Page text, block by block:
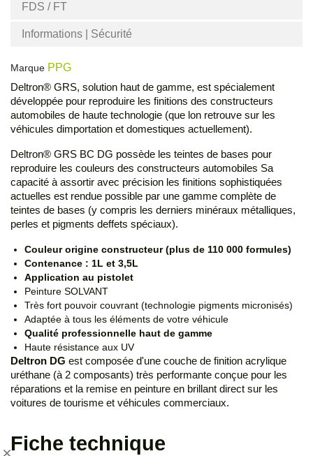
FDS / FT
Informations | Sécurité
Marque PPG
Deltron® GRS, solution haut de gamme, est spécialement
développée pour reproduire les finitions des constructeurs
automobiles de haute technologie (que lon retrouve sur les
véhicules dimportation et domestiques actuellement).
Deltron® GRS BC DG possède les teintes de bases pour
reproduire les couleurs des constructeurs automobiles Sa
capacité à assortir avec précision les finitions sophistiquées
actuelles est rendue possible par une gamme complète de
teintes de bases (y compris les derniers minéraux métalliques,
perles et pigments deffets spéciaux).
Couleur origine constructeur (plus de 110 000 formules)
Contenance : 1L et 3,5L
Application au pistolet
Peinture SOLVANT
Très fort pouvoir couvrant (technologie pigments micronisés)
Adaptée à tous les éléments de votre véhicule
Qualité professionnelle haut de gamme
Haute résistance aux UV
Deltron DG est composée d'une couche de finition acrylique
uréthane (à 2 composants) très performante conçue pour les
réparations et la remise en peinture en brillant direct sur les
voitures de tourisme et véhicules commerciaux.
Fiche technique